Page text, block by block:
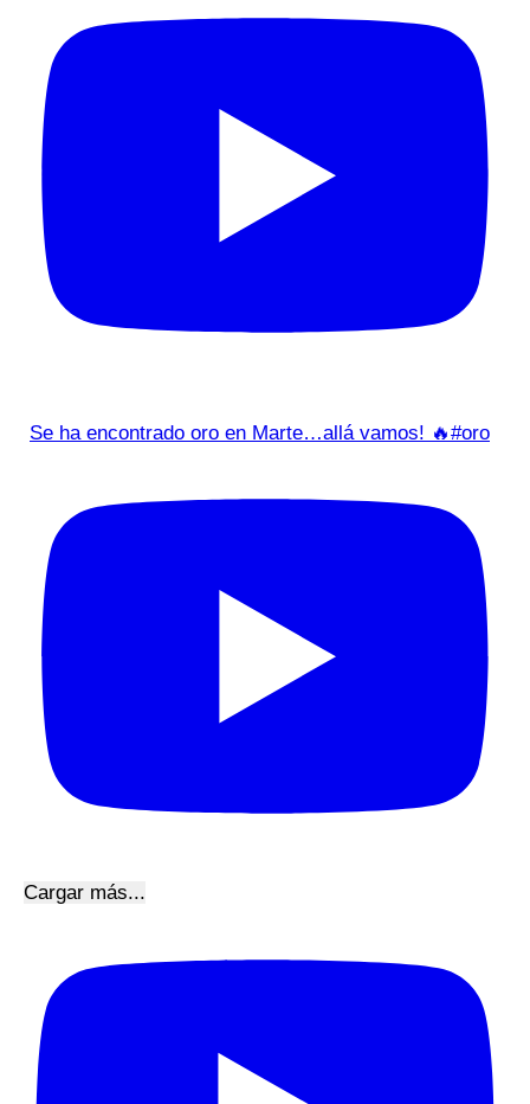
Se ha encontrado oro en Marte…allá vamos! 🔥#oro
Cargar más...